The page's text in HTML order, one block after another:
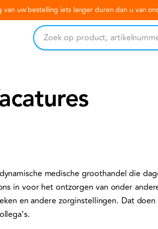
uw bestelling iets langer duren dan u van
medische groothandel die
in voor het ontzorgen van onder
en andere zorginstellingen. Dat